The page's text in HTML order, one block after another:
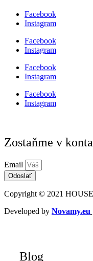
Facebook
Instagram
Facebook
Instagram
Facebook
Instagram
Facebook
Instagram
Zostaňme v
Email
Odoslať
Copyright © 2021
Developed by Novamy.eu
Blog